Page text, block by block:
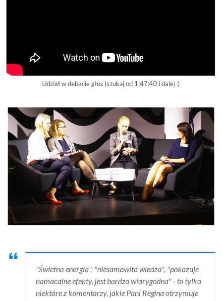
Udział w debacie głos (szukaj od 1:47:40 i dalej :)
"Świetna energia", "niesamowita wiedza", "pokazuje
namacalne efekty, jest bardzo wiarygodna" - to tylko
niektóre z komentarzy, jakie Pani Regina otrzymuje